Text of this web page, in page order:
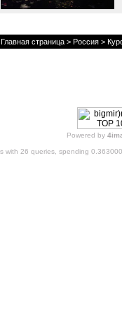
Главная страница > Россия >
Powered by
with 26 queries, spending